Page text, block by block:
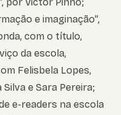
e imaginação”,
com o título,
da escola,
Felisbela Lopes,
e Sara Pereira;
e-readers na escola